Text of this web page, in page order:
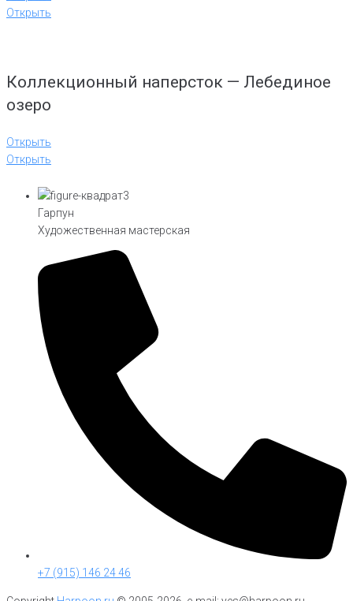
Открыть
Коллекционный наперсток — Лебединое
озеро
Открыть
Открыть
Гарпун
Художественная мастерская
+7 (915) 146 24 46